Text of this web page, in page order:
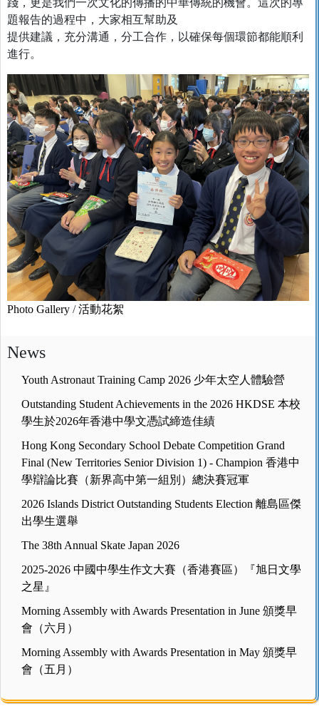
題報告的過程中，大家相互幫助及
提供建議，充分溝通，分工合作，以確保每個環節都能順利
進行。
Photo Gallery/活動花絮
News
Youth Astronaut Training Camp 2026 少年太空人體驗營
Outstanding Student Achievements in the 2026 HKDSE 本校
學生於2026年香港中學文憑試締造佳績
Hong Kong Secondary School Debate Competition Grand
Final (New Territories Senior Division 1) - Champion 香港中
學辯論比賽（新界高中第一組別）總決賽冠軍
2026 Islands District Outstanding Students Election 離島區傑
出學生選舉
The 38th Annual Skate Japan 2026
2025-2026 中國中學生作文大賽（香港賽區）『旭日文學
之星』
Morning Assembly with Awards Presentation in June 頒獎早
會（六月）
Morning Assembly with Awards Presentation in May 頒獎早
會（五月）